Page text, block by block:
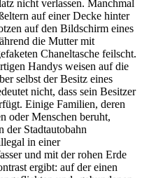
nicht verlassen. Manchmal
auf einer Decke hinter
auf den Bildschirm eines
die Mutter mit
Chaneltasche feilscht.
Handys weisen auf die
selbst der Besitz eines
nicht, dass sein Besitzer
Einige Familien, deren
oder Menschen beruht,
der Stadtautobahn
in einer
und mit der rohen Erde
ergibt: auf der einen